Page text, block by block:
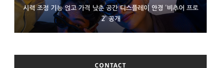
시력 조정 기능 얹고 가격 낮춘 공간 디스플레이 안경 ‘비추어 프로
2’ 공개
D램 부족에 10억달러어치 아이폰18 프로세서 패키징 대기 중
300~400달러 반지형 스피커 준비하는 오픈AI
CONTACT